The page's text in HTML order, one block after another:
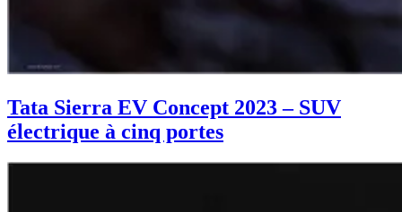
Tata Sierra EV Concept 2023 – SUV
électrique à cinq portes